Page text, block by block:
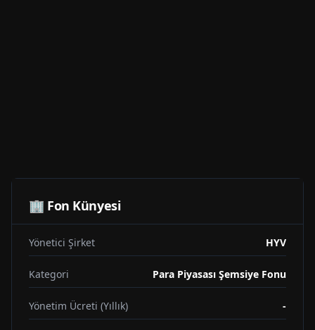
🏢 Fon Künyesi
Yönetici Şirket HYV
Kategori Para Piyasası Şemsiye Fonu
Yönetim Ücreti (Yıllık) -